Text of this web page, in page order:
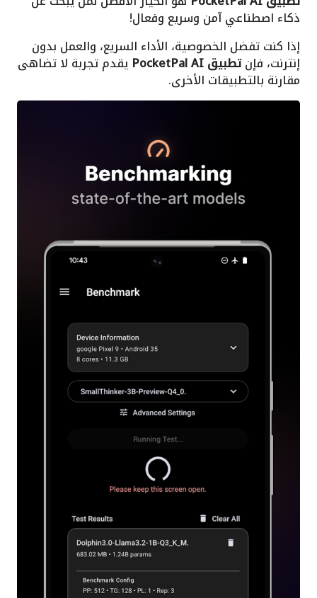
ذكاء اصطناعي آمن وسريع وفعال!
إذا كنت تفضل الخصوصية، الأداء السريع، والعمل بدون
إنترنت، فإنتطبيق PocketPal AI يقدم تجربة لا تضاهى
مقارنة بالتطبيقات الأخرى.